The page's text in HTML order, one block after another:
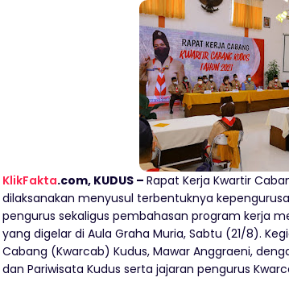
KlikFakta.com, KUDUS – Rapat Kerja Kwartir
dilaksanakan menyusul terbentuknya
pengurus sekaligus pembahasan program kerja
yang digelar di Aula Graha Muria, Sabtu (21/8).
Cabang (Kwarcab) Kudus, Mawar Anggraeni,
dan Pariwisata Kudus serta jajaran pengurus